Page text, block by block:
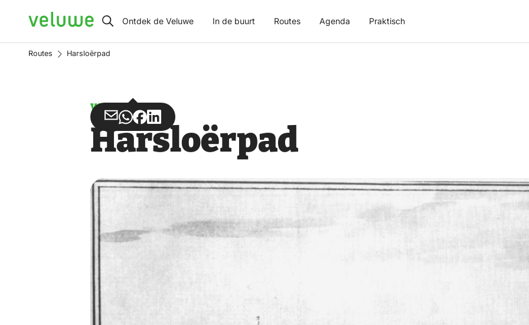
Veluwe Ontdek de Veluwe In de buurt Routes Agenda Praktisch
Routes Harsloërpad
Wandelen
Deel
via
Deel
via
Deel
op
Deel
op
Harsloërpad